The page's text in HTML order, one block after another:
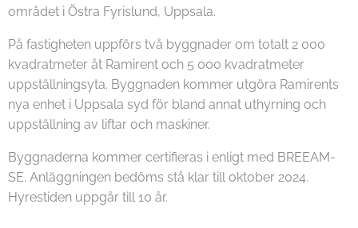
området i Östra Fyrislund, Uppsala.
På fastigheten uppförs två byggnader om totalt 2 000
kvadratmeter åt Ramirent och 5 000 kvadratmeter
uppställningsyta. Byggnaden kommer utgöra Ramirents
nya enhet i Uppsala syd för bland annat uthyrning och
uppställning av liftar och maskiner.
Byggnaderna kommer certifieras i enligt med BREEAM-
SE. Anläggningen bedöms stå klar till oktober 2024.
Hyrestiden uppgår till 10 år.